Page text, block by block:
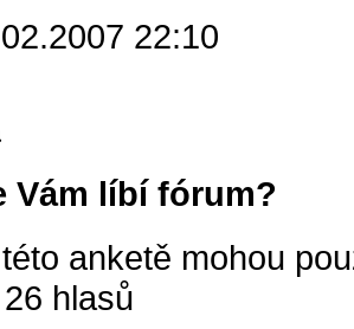
22:10
Vám líbí fórum?
anketě mohou
hlasů